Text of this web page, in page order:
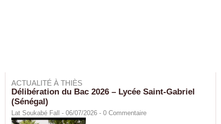
ACTUALITÉ À THIÈS
Délibération du Bac 2026 – Lycée Saint-Gabriel
(Sénégal)
Lat Soukabé Fall - 06/07/2026 - 0 Commentaire